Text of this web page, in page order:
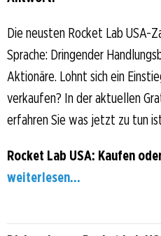
Die neusten Rocket Lab USA-
Sprache: Dringender
Aktionäre. Lohnt sich ein
verkaufen? In der aktuellen
erfahren Sie was jetzt zu tun
Rocket Lab USA: Kaufen
weiterlesen...